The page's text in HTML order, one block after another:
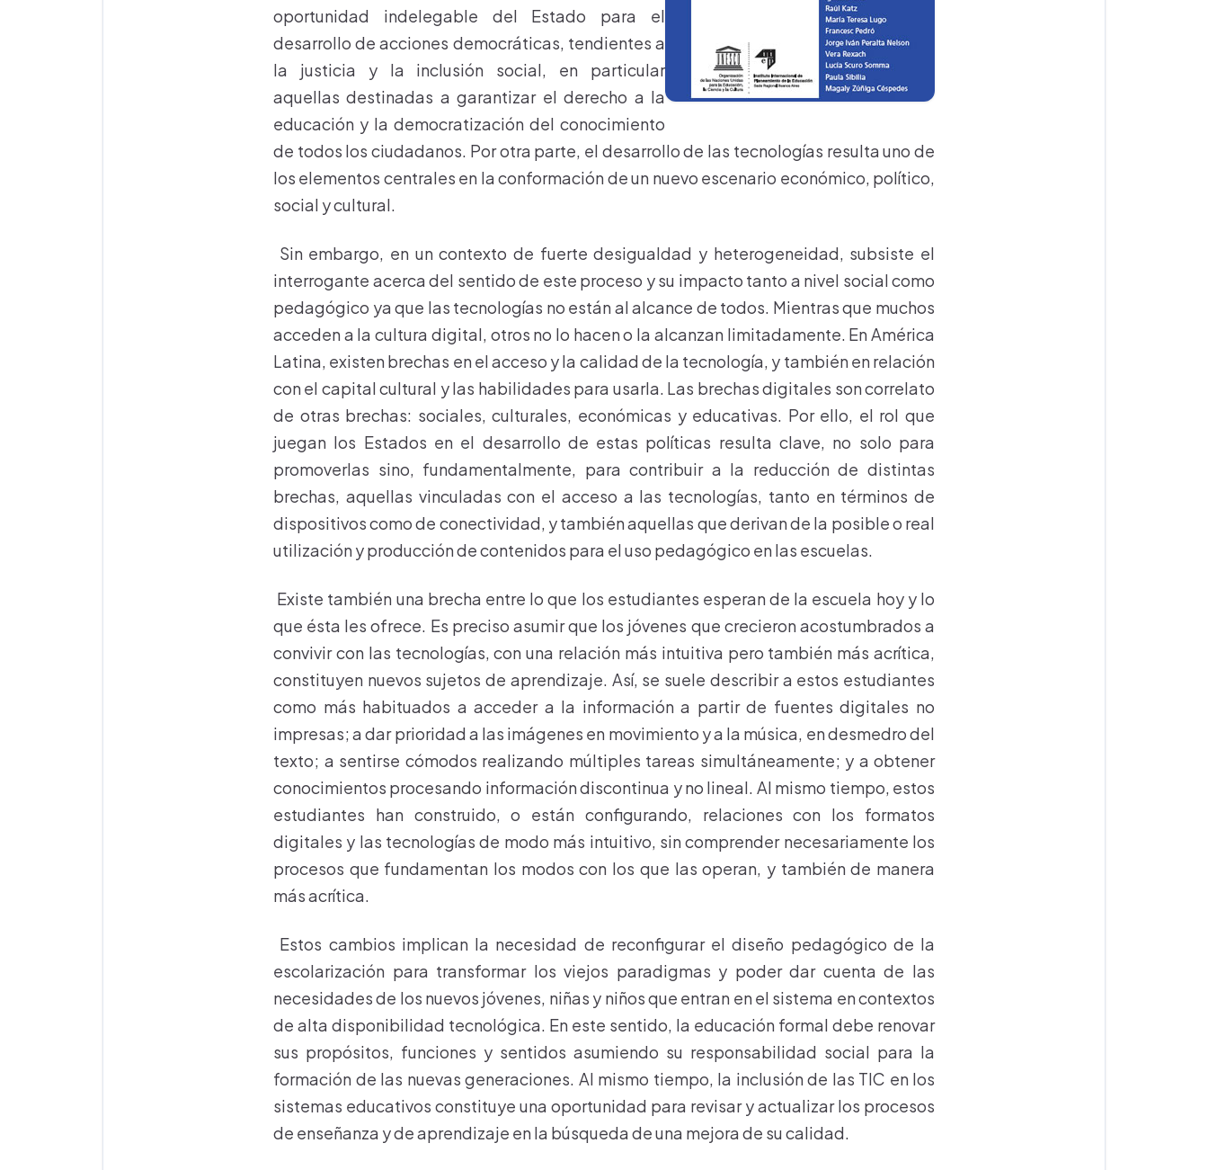
oportunidad indelegable del Estado para el
desarrollo de acciones democráticas, tendientes a
la justicia y la inclusión social, en particular
aquellas destinadas a garantizar el derecho a la
educación y la democratización del conocimiento
de todos los ciudadanos. Por otra parte, el desarrollo de las tecnologías resulta uno de
los elementos centrales en la conformación de un nuevo escenario económico, político,
social y cultural.
Sin embargo, en un contexto de fuerte desigualdad y heterogeneidad, subsiste el
interrogante acerca del sentido de este proceso y su impacto tanto a nivel social como
pedagógico ya que las tecnologías no están al alcance de todos. Mientras que muchos
acceden a la cultura digital, otros no lo hacen o la alcanzan limitadamente. En América
Latina, existen brechas en el acceso y la calidad de la tecnología, y también en relación
con el capital cultural y las habilidades para usarla. Las brechas digitales son correlato
de otras brechas: sociales, culturales, económicas y educativas. Por ello, el rol que
juegan los Estados en el desarrollo de estas políticas resulta clave, no solo para
promoverlas sino, fundamentalmente, para contribuir a la reducción de distintas
brechas, aquellas vinculadas con el acceso a las tecnologías, tanto en términos de
dispositivos como de conectividad, y también aquellas que derivan de la posible o real
utilización y producción de contenidos para el uso pedagógico en las escuelas.
Existe también una brecha entre lo que los estudiantes esperan de la escuela hoy y lo
que ésta les ofrece. Es preciso asumir que los jóvenes que crecieron acostumbrados a
convivir con las tecnologías, con una relación más intuitiva pero también más acrítica,
constituyen nuevos sujetos de aprendizaje. Así, se suele describir a estos estudiantes
como más habituados a acceder a la información a partir de fuentes digitales no
impresas; a dar prioridad a las imágenes en movimiento y a la música, en desmedro del
texto; a sentirse cómodos realizando múltiples tareas simultáneamente; y a obtener
conocimientos procesando información discontinua y no lineal. Al mismo tiempo, estos
estudiantes han construido, o están configurando, relaciones con los formatos
digitales y las tecnologías de modo más intuitivo, sin comprender necesariamente los
procesos que fundamentan los modos con los que las operan, y también de manera
más acrítica.
Estos cambios implican la necesidad de reconfigurar el diseño pedagógico de la
escolarización para transformar los viejos paradigmas y poder dar cuenta de las
necesidades de los nuevos jóvenes, niñas y niños que entran en el sistema en contextos
de alta disponibilidad tecnológica. En este sentido, la educación formal debe renovar
sus propósitos, funciones y sentidos asumiendo su responsabilidad social para la
formación de las nuevas generaciones. Al mismo tiempo, la inclusión de las TIC en los
sistemas educativos constituye una oportunidad para revisar y actualizar los procesos
de enseñanza y de aprendizaje en la búsqueda de una mejora de su calidad.